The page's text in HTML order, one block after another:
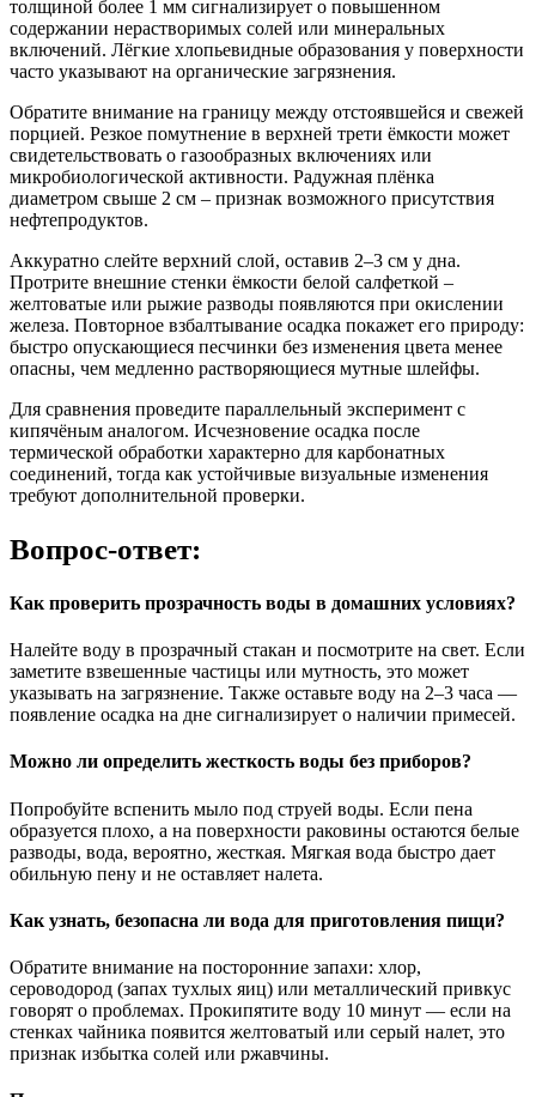
толщиной более 1 мм сигнализирует о повышенном
содержании нерастворимых солей или минеральных
включений. Лёгкие хлопьевидные образования у поверхности
часто указывают на органические загрязнения.
Обратите внимание на границу между отстоявшейся и свежей
порцией. Резкое помутнение в верхней трети ёмкости может
свидетельствовать о газообразных включениях или
микробиологической активности. Радужная плёнка
диаметром свыше 2 см – признак возможного присутствия
нефтепродуктов.
Аккуратно слейте верхний слой, оставив 2–3 см у дна.
Протрите внешние стенки ёмкости белой салфеткой –
желтоватые или рыжие разводы появляются при окислении
железа. Повторное взбалтывание осадка покажет его природу:
быстро опускающиеся песчинки без изменения цвета менее
опасны, чем медленно растворяющиеся мутные шлейфы.
Для сравнения проведите параллельный эксперимент с
кипячёным аналогом. Исчезновение осадка после
термической обработки характерно для карбонатных
соединений, тогда как устойчивые визуальные изменения
требуют дополнительной проверки.
Вопрос-ответ:
Как проверить прозрачность воды в домашних условиях?
Налейте воду в прозрачный стакан и посмотрите на свет. Если
заметите взвешенные частицы или мутность, это может
указывать на загрязнение. Также оставьте воду на 2–3 часа —
появление осадка на дне сигнализирует о наличии примесей.
Можно ли определить жесткость воды без приборов?
Попробуйте вспенить мыло под струей воды. Если пена
образуется плохо, а на поверхности раковины остаются белые
разводы, вода, вероятно, жесткая. Мягкая вода быстро дает
обильную пену и не оставляет налета.
Как узнать, безопасна ли вода для приготовления пищи?
Обратите внимание на посторонние запахи: хлор,
сероводород (запах тухлых яиц) или металлический привкус
говорят о проблемах. Прокипятите воду 10 минут — если на
стенках чайника появится желтоватый или серый налет, это
признак избытка солей или ржавчины.